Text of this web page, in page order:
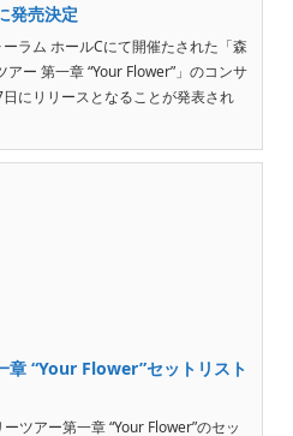
発売決定
ラム ホールCにて開催たされた「森
ー 第一章 “Your Flower”」のコンサ
にリリースとなることが発表され
章 “Your Flower”セットリスト
ツアー第一章 “Your Flower”のセッ